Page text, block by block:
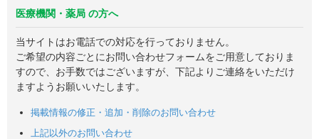
医療機関・薬局 の方へ
当サイトはお電話での対応を行っておりません。
ご希望の内容ごとにお問い合わせフォームをご用意しておりま
すので、お手数ではございますが、下記よりご連絡をいただけ
ますようお願いいたします。
掲載情報の修正・追加・削除のお問い合わせ
上記以外のお問い合わせ